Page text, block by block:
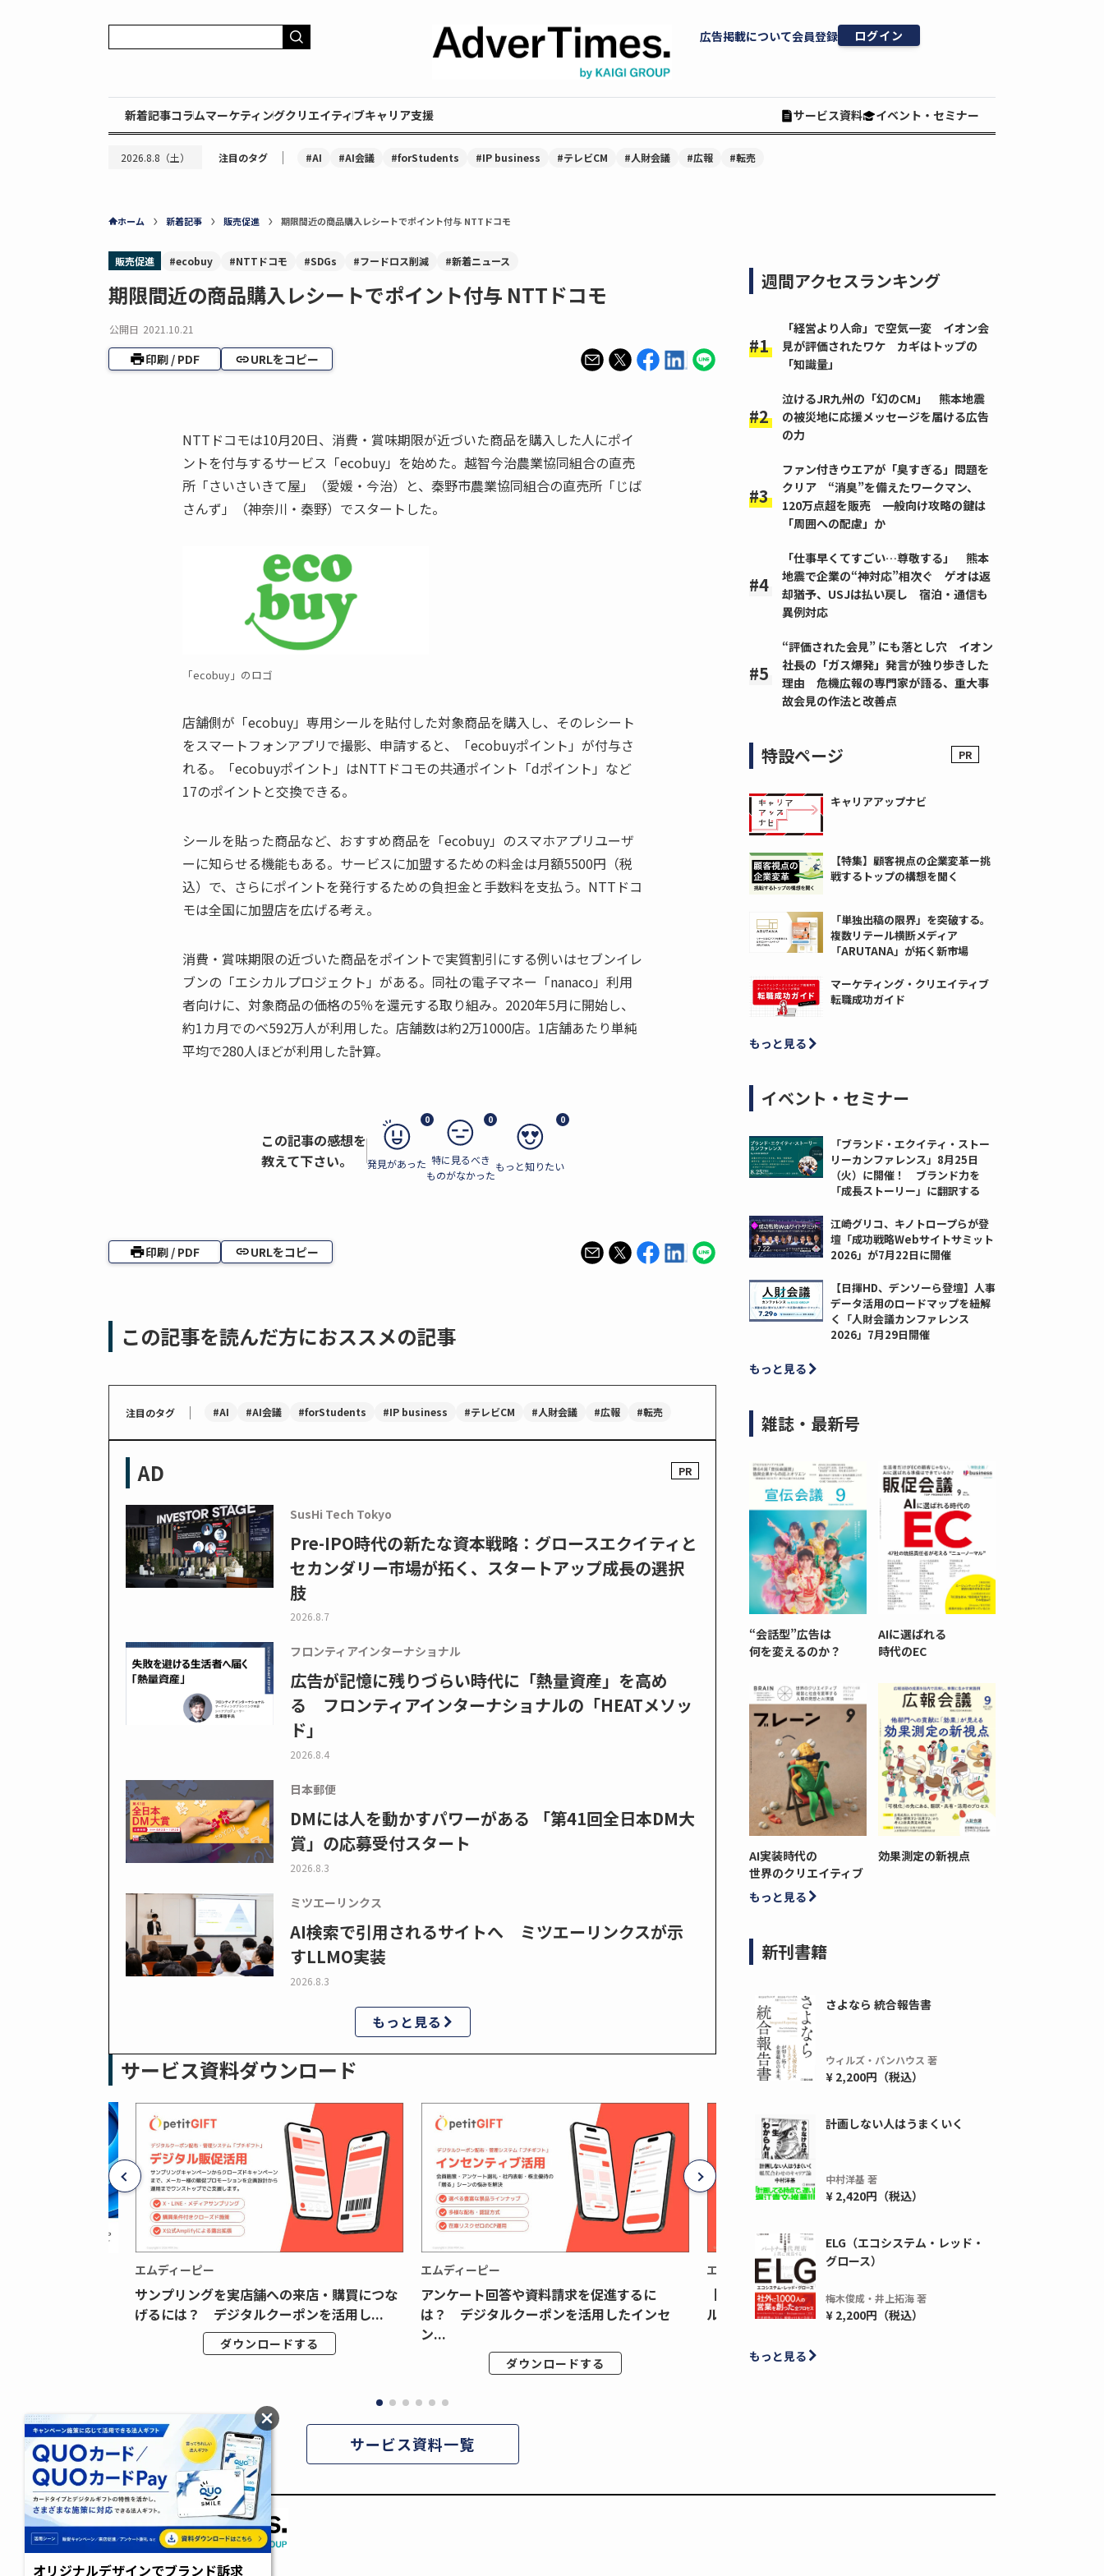
広告掲載について会員登録 ログイン
新着記事コラムマーケティングクリエイティブキャリア支援 サービス資料 イベント・セミナー
2026.8.8（土） 注目のタグ ｜ #AI #AI会議 #forStudents #IP business #テレビCM #人財会議 #広報 #転売
ホーム 新着記事 販売促進 期限間近の商品購入レシートでポイント付与 NTTドコモ
販売促進 #ecobuy #NTTドコモ #SDGs #フードロス削減 #新着ニュース
期限間近の商品購入レシートでポイント付与 NTTドコモ
公開日 2021.10.21
印刷 / PDF URLをコピー
NTTドコモは10月20日、消費・賞味期限が近づいた商品を購入した人にポイ
ントを付与するサービス「ecobuy」を始めた。越智今治農業協同組合の直売
所「さいさいきて屋」（愛媛・今治）と、秦野市農業協同組合の直売所「じば
さんず」（神奈川・秦野）でスタートした。
「ecobuy」のロゴ
店舗側が「ecobuy」専用シールを貼付した対象商品を購入し、そのレシート
をスマートフォンアプリで撮影、申請すると、「ecobuyポイント」が付与さ
れる。「ecobuyポイント」はNTTドコモの共通ポイント「dポイント」など
17のポイントと交換できる。
シールを貼った商品など、おすすめ商品を「ecobuy」のスマホアプリユーザ
ーに知らせる機能もある。サービスに加盟するための料金は月額5500円（税
込）で、さらにポイントを発行するための負担金と手数料を支払う。NTTドコ
モは全国に加盟店を広げる考え。
消費・賞味期限の近づいた商品をポイントで実質割引にする例いはセブンイレ
ブンの「エシカルプロジェクト」がある。同社の電子マネー「nanaco」利用
者向けに、対象商品の価格の5％を還元する取り組み。2020年5月に開始し、
約1カ月でのべ592万人が利用した。店舗数は約2万1000店。1店舗あたり単純
平均で280人ほどが利用した計算。
この記事の感想を
教えて下さい。
0
発見があった
0
特に見るべき
ものがなかった
0
もっと知りたい
印刷 / PDF URLをコピー
この記事を読んだ方におススメの記事
注目のタグ ｜ #AI #AI会議 #forStudents #IP business #テレビCM #人財会議 #広報 #転売
AD
SusHi Tech Tokyo
Pre-IPO時代の新たな資本戦略：グロースエクイティと
セカンダリー市場が拓く、スタートアップ成長の選択
肢
2026.8.7
フロンティアインターナショナル
広告が記憶に残りづらい時代に「熱量資産」を高め
る フロンティアインターナショナルの「HEATメソッ
ド」
2026.8.4
日本郵便
DMには人を動かすパワーがある 「第41回全日本DM大
賞」の応募受付スタート
2026.8.3
ミツエーリンクス
AI検索で引用されるサイトへ ミツエーリンクスが示
すLLMO実装
2026.8.3
もっと見る
サービス資料ダウンロード
エムディーピー
サンプリングを実店舗への来店・購買につな
げるには？ デジタルクーポンを活用し...
ダウンロードする
エムディーピー
アンケート回答や資料請求を促進するに
は？ デジタルクーポンを活用したインセ
ン...
ダウンロードする
エムディーピー
【月間1,000万本以上の配布実績！】デジタ
ルクーポンを活用した販促キャンペーンを...
サービス資料一覧
週間アクセスランキング
「経営より人命」で空気一変 イオン会
見が評価されたワケ カギはトップの
「知識量」
泣けるJR九州の「幻のCM」 熊本地震
の被災地に応援メッセージを届ける広告
の力
ファン付きウエアが「臭すぎる」問題を
クリア “消臭”を備えたワークマン、
120万点超を販売 一般向け攻略の鍵は
「周囲への配慮」か
「仕事早くてすごい…尊敬する」 熊本
地震で企業の“神対応”相次ぐ ゲオは返
却猶予、USJは払い戻し 宿泊・通信も
異例対応
“評価された会見” にも落とし穴 イオン
社長の「ガス爆発」発言が独り歩きした
理由 危機広報の専門家が語る、重大事
故会見の作法と改善点
特設ページ
キャリアアップナビ
【特集】顧客視点の企業変革ー挑
戦するトップの構想を聞く
「単独出稿の限界」を突破する。
複数リテール横断メディア
「ARUTANA」が拓く新市場
マーケティング・クリエイティブ
転職成功ガイド
もっと見る
イベント・セミナー
「ブランド・エクイティ・ストー
リーカンファレンス」8月25日
（火）に開催！ ブランド力を
「成長ストーリー」に翻訳する
江崎グリコ、キノトロープらが登
壇「成功戦略Webサイトサミット
2026」が7月22日に開催
【日揮HD、デンソーら登壇】人事
データ活用のロードマップを紐解
く「人財会議カンファレンス
2026」7月29日開催
もっと見る
雑誌・最新号
“会話型”広告は
何を変えるのか？
AIに選ばれる
時代のEC
AI実装時代の
世界のクリエイティブ
効果測定の新視点
もっと見る
新刊書籍
さよなら 統合報告書
ウィルズ・パンハウス 著
¥ 2,200円（税込）
計画しない人はうまくいく
中村洋基 著
¥ 2,420円（税込）
ELG（エコシステム・レッド・
グロース）
梅木俊成・井上拓海 著
¥ 2,200円（税込）
もっと見る
オリジナルデザインでブランド訴求